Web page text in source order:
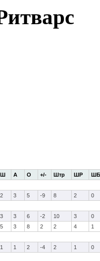
Ш А О +/- Штр ШР ШБ
2 3 5 -9 8 2
0
3 3 6 -2 10 3
0
5 3 8 2 2 4
1
1 1 2 -4 2 1
0